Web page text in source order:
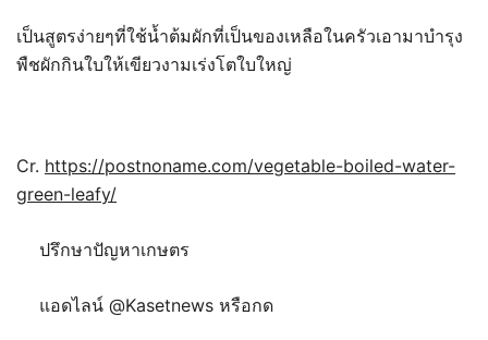
เป็นสูตรง่ายๆที่ใช้น้ำต้มผักที่เป็นของเหลือในครัวเอามาบำรุง
พืชผักกินใบให้เขียวงามเร่งโตใบใหญ่
Cr. https://postnoname.com/vegetable-boiled-water-
green-leafy/
ปรึกษาปัญหาเกษตร
แอดไลน์ @Kasetnews หรือกด